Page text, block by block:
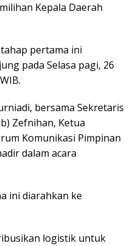
Kepala Daerah
pertama ini
pada Selasa pagi, 26
bersama Sekretaris
Zefnihan, Ketua
Komunikasi Pimpinan
dalam acara
ini diarahkan ke
logistik untuk